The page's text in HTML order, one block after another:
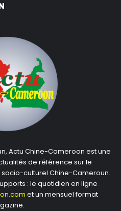
Actu Chine-Cameroon est une
de référence sur le
culturel Chine-Cameroun.
: le quotidien en ligne
et un mensuel format